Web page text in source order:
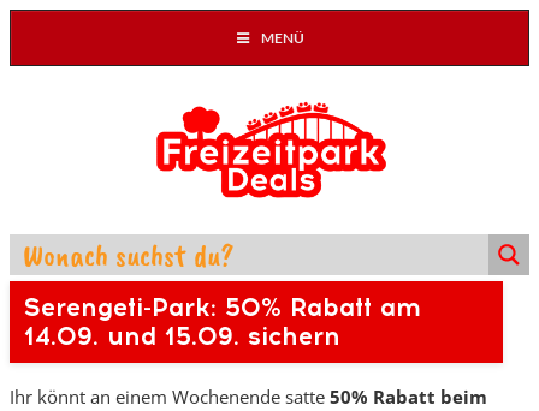
MENÜ
Serengeti-Park: 50% Rabatt am
14.09. und 15.09. sichern
Ihr könnt an einem Wochenende satte 50% Rabatt beim